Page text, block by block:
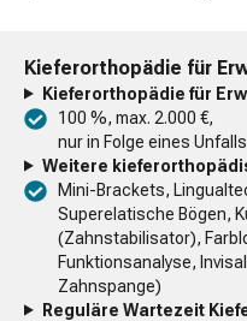
Kieferorthopädie für
Kieferorthopädie für
100 %, max. 2.000 €,
nur in Folge eines Unfalls
Weitere
Mini-Brackets,
Superelatische Bögen,
(Zahnstabilisator),
Funktionsanalyse,
Zahnspange)
Reguläre Wartezeit